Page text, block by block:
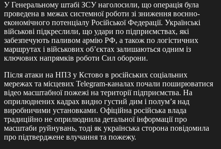
У Генеральному штабі ЗСУ наголосили, що операція була
проведена в межах системної роботи зі зниження воєнно-
економічного потенціалу Російської Федерації. Українські
військові підкреслили, що удари по підприємствах, які
забезпечують паливом армію РФ, а також по логістичних
маршрутах і військових об’єктах залишаються одним із
ключових напрямків роботи Сил оборони.
Після атаки на НПЗ у Кстово в російських соціальних
мережах та місцевих Telegram-каналах почали поширюватися
відео масштабної пожежі на території підприємства. На
оприлюднених кадрах видно густий дим і полум’я над
виробничими установками. Офіційна російська влада
традиційно не оприлюднила детальної інформації про
масштаби руйнувань, тоді як українська сторона повідомила
про підтверджене влучання та пожежу.